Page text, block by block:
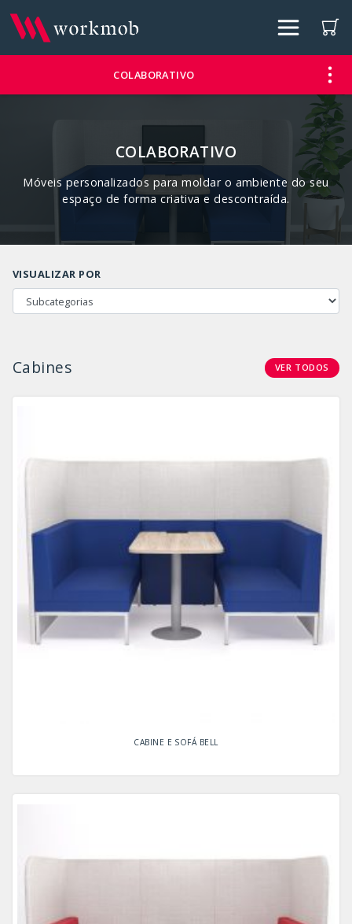
COLABORATIVO
COLABORATIVO
Móveis personalizados para moldar o ambiente do seu
espaço de forma criativa e descontraída.
VISUALIZAR POR
Cabines VER TODOS
CABINE E SOFÁ BELL